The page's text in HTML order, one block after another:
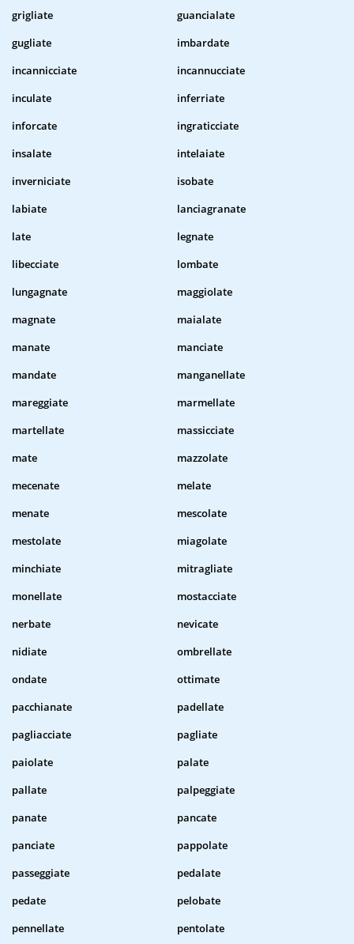
grigliate
guancialate
gugliate
imbardate
incannicciate
incannucciate
inculate
inferriate
inforcate
ingraticciate
insalate
intelaiate
inverniciate
isobate
labiate
lanciagranate
late
legnate
libecciate
lombate
lungagnate
maggiolate
magnate
maialate
manate
manciate
mandate
manganellate
mareggiate
marmellate
martellate
massicciate
mate
mazzolate
mecenate
melate
menate
mescolate
mestolate
miagolate
minchiate
mitragliate
monellate
mostacciate
nerbate
nevicate
nidiate
ombrellate
ondate
ottimate
pacchianate
padellate
pagliacciate
pagliate
paiolate
palate
pallate
palpeggiate
panate
pancate
panciate
pappolate
passeggiate
pedalate
pedate
pelobate
pennellate
pentolate